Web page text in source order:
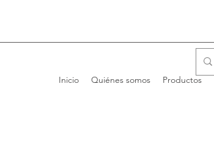
Inicio Quiénes somos Productos